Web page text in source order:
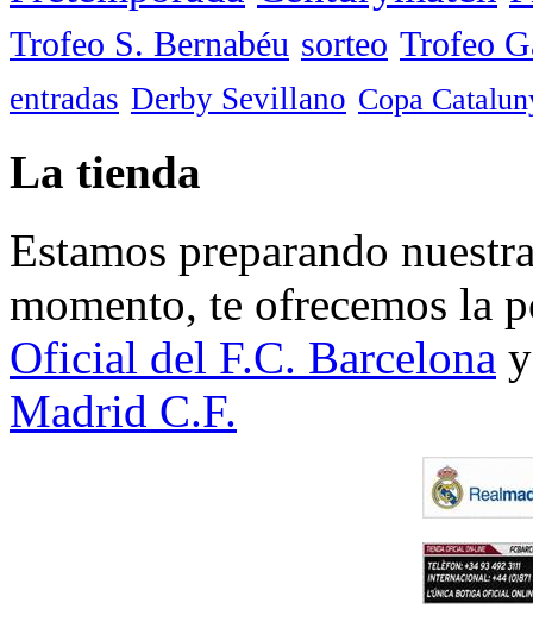
Trofeo S. Bernabéu sorteo Trofeo
entradas Derby Sevillano Copa
La tienda
Estamos preparando
momento, te ofrecemos la
Oficial del F.C. Barcelona
Madrid C.F.